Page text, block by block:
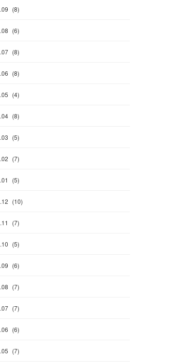
.09 (8)
.08 (6)
.07 (8)
.06 (8)
.05 (4)
.04 (8)
.03 (5)
.02 (7)
.01 (5)
.12 (10)
.11 (7)
.10 (5)
.09 (6)
.08 (7)
.07 (7)
.06 (6)
.05 (7)